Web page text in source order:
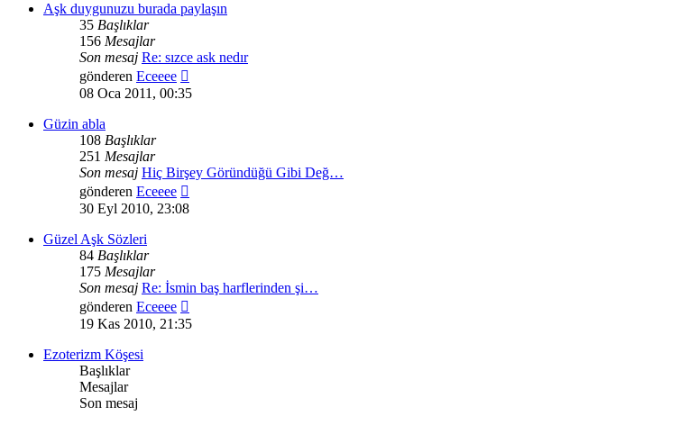
Aşk duygunuzu burada paylaşın
35 Başlıklar
156 Mesajlar
Son mesaj Re: sızce ask nedır
gönderen Eceeee
mesajı
08 Oca 2011, 00:35
Güzin abla
108 Başlıklar
251 Mesajlar
Son mesaj Hiç Birşey Göründüğü Gibi Değ…
gönderen Eceeee
30 Eyl 2010, 23:08
Güzel Aşk Sözleri
84 Başlıklar
175 Mesajlar
Son mesaj Re: İsmin baş harflerinden şi…
gönderen Eceeee
mesajı
19 Kas 2010, 21:35
Ezoterizm Köşesi
Başlıklar
Mesajlar
Son mesaj